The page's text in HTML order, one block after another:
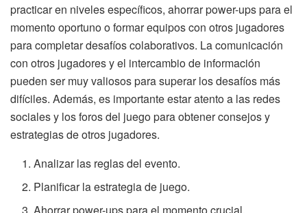
practicar en niveles específicos, ahorrar power-ups para el
momento oportuno o formar equipos con otros jugadores
para completar desafíos colaborativos. La comunicación
con otros jugadores y el intercambio de información
pueden ser muy valiosos para superar los desafíos más
difíciles. Además, es importante estar atento a las redes
sociales y los foros del juego para obtener consejos y
estrategias de otros jugadores.
Analizar las reglas del evento.
Planificar la estrategia de juego.
Ahorrar power-ups para el momento crucial.